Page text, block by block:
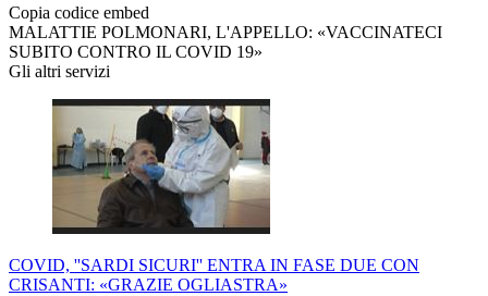
Copia codice embed
MALATTIE POLMONARI, L'APPELLO: «VACCINATECI
SUBITO CONTRO IL COVID 19»
Gli altri servizi
COVID, ''SARDI SICURI'' ENTRA IN FASE DUE CON
CRISANTI: «GRAZIE OGLIASTRA»